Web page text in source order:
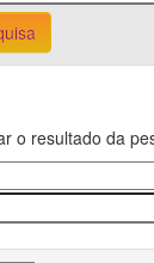
o resultado da